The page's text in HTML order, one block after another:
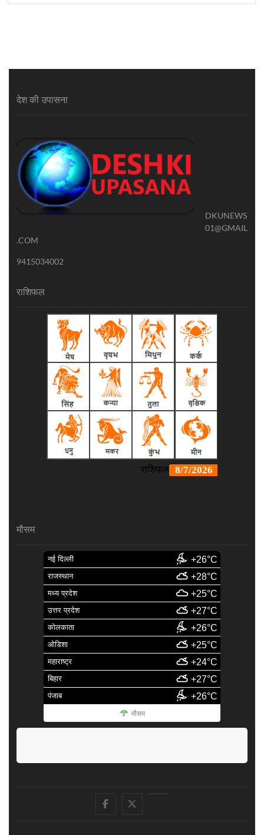
देश की उपासना
DKUNEWS
01@GMAIL
.COM
9415034002
राशिफल
मौसम
नई दिल्ली +26°C
राजस्थान +28°C
मध्य प्रदेश +25°C
उत्तर प्रदेश +27°C
कोलकाता +26°C
ओडिशा +25°C
महाराष्ट्र +24°C
बिहार +27°C
पंजाब +26°C
मौसम
facebook